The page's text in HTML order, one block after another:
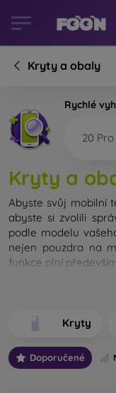
Kryty a obaly
Rychlé
20 Pro
Kryty a
Abyste svůj mobilní
abyste si zvolili
podle modelu
nejen pouzdra na
funkce plní
Kryt na mobil
ochranu zadní
liší hlavně
výrobu.
Jaké typy zadních
Kryty
Doporučené